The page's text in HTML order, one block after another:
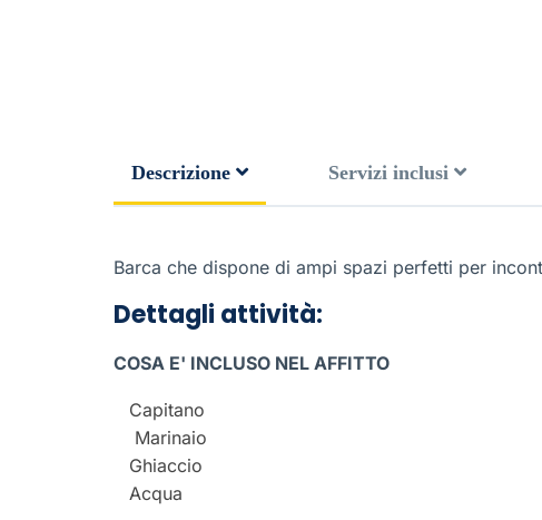
Descrizione Servizi inclusi
Barca che dispone di ampi spazi perfetti per
Dettagli attività:
COSA E' INCLUSO NEL AFFITTO
Capitano
Marinaio
Ghiaccio
Acqua